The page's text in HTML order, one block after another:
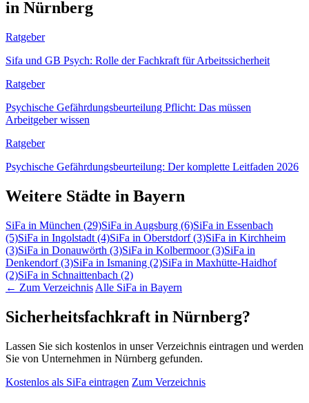
in Nürnberg
Ratgeber
Sifa und GB Psych: Rolle der Fachkraft für Arbeitssicherheit
Ratgeber
Psychische Gefährdungsbeurteilung Pflicht: Das müssen
Arbeitgeber wissen
Ratgeber
Psychische Gefährdungsbeurteilung: Der komplette Leitfaden 2026
Weitere Städte in Bayern
SiFa in München (29)SiFa in Augsburg (6)SiFa in Essenbach
(5)SiFa in Ingolstadt (4)SiFa in Oberstdorf(3)SiFa in Kirchheim
(3)SiFa in Donauwörth (3)SiFa in Kolbermoor(3)SiFa in
Denkendorf(3)SiFa in Ismaning (2)SiFa in Maxhütte-Haidhof
(2)SiFa in Schnaittenbach (2)
← Zum Verzeichnis Alle SiFa in Bayern
Sicherheitsfachkraft in Nürnberg?
Lassen Sie sich kostenlos in unser Verzeichnis eintragen und werden
Sie von Unternehmen in Nürnberg gefunden.
Kostenlos als SiFa eintragen Zum Verzeichnis